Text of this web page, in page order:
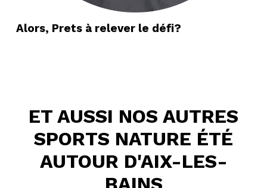
Alors, Prets à relever le défi?
ET AUSSI NOS AUTRES
SPORTS NATURE ÉTÉ
AUTOUR D'AIX-LES-